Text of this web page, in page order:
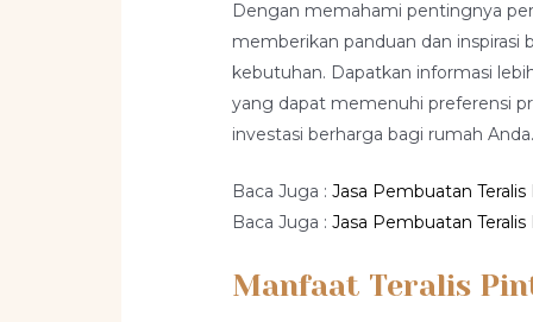
Dengan memahami pentingnya
memberikan panduan dan inspirasi
kebutuhan. Dapatkan informasi
yang dapat memenuhi preferensi
investasi berharga bagi rumah
Baca Juga :Jasa Pembuatan
Baca Juga :Jasa Pembuatan
Manfaat Teralis